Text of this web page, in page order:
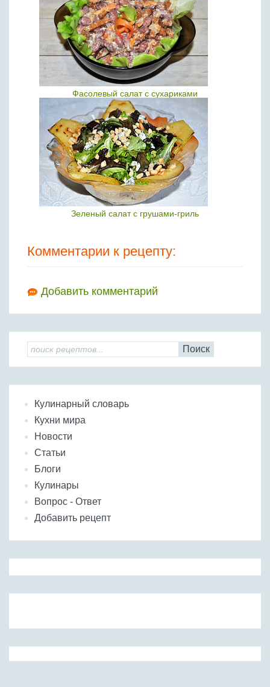
Фасолевый салат с сухариками
Зеленый салат с грушами-гриль
Комментарии к рецепту:
Добавить комментарий
Поиск
Кулинарный словарь
Кухни мира
Новости
Статьи
Блоги
Кулинары
Вопрос - Ответ
Добавить рецепт